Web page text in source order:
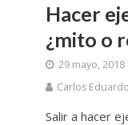
Hacer
¿mito o
29 mayo, 2018
Carlos
Salir a hacer